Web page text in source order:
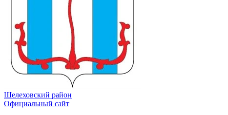
Шелеховский район
Официальный сайт